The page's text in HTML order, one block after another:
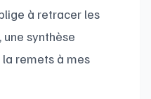
à retracer les
une synthèse
remets à mes